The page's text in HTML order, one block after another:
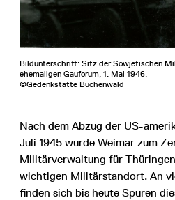
Bildunterschrift: Sitz der Sowjetischen
ehemaligen Gauforum, 1. Mai 1946.
©Gedenkstätte Buchenwald
Nach dem Abzug der US-
Juli 1945 wurde Weimar zum
Militärverwaltung für
wichtigen Militärstandort. An
finden sich bis heute Spuren